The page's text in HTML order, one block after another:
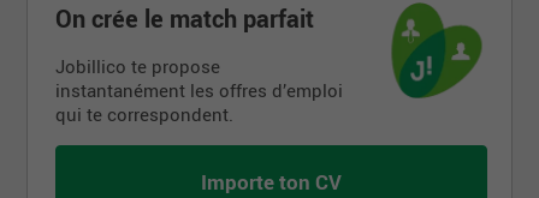
On crée le match parfait
Jobillico te propose
instantanément les offres d’emploi
qui te correspondent.
Importe ton CV